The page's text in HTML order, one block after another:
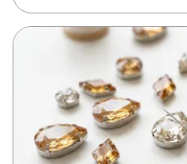
и машинная стирка,
отклеившихся камней.